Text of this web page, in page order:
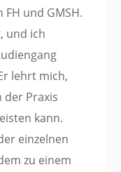
und GMSH.
und ich
lehrt mich,
der Praxis
kann.
einzelnen
zu einem